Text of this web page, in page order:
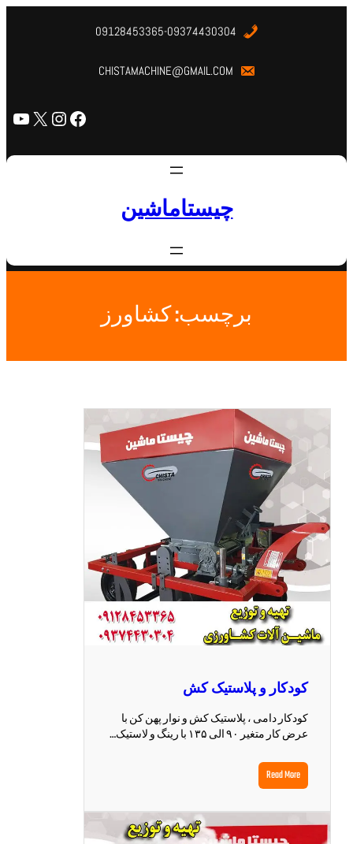
09128453365-09374430304
CHISTAMACHINE@GMAIL.COM
چیستاماشین
برچسب:کشاورز
کودکار و پلاستیک کش
کودکار دامی ، پلاستیک کش و نوار پهن کن با
عرض کار متغیر ۹۰ الی ۱۳۵ با رینگ و لاستیک…
Read More